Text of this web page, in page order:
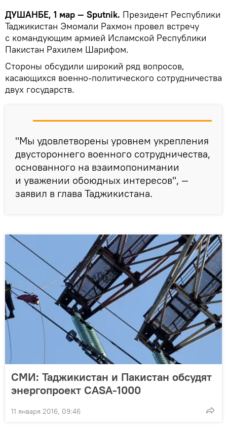
ДУШАНБЕ, 1 мар — Sputnik. Президент Республики
Таджикистан Эмомали Рахмон провел встречу
с командующим армией Исламской Республики
Пакистан Рахилем Шарифом.
Стороны обсудили широкий ряд вопросов,
касающихся военно-политического сотрудничества
двух государств.
"Мы удовлетворены уровнем укрепления
двустороннего военного сотрудничества,
основанного на взаимопонимании
и уважении обоюдных интересов", —
заявил в глава Таджикистана.
СМИ: Таджикистан и Пакистан обсудят
энергопроект CASA-1000
11 января 2016, 09:46